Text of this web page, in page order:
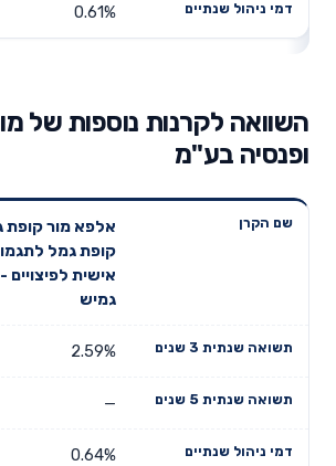
0.61%
השוואה לקרנות נוספות של
ופנסיה בע"מ
שנתית 3
שנים
אלפא מור קופת
קופת גמל
אישית
גמיש
2.59%
—
0.64%